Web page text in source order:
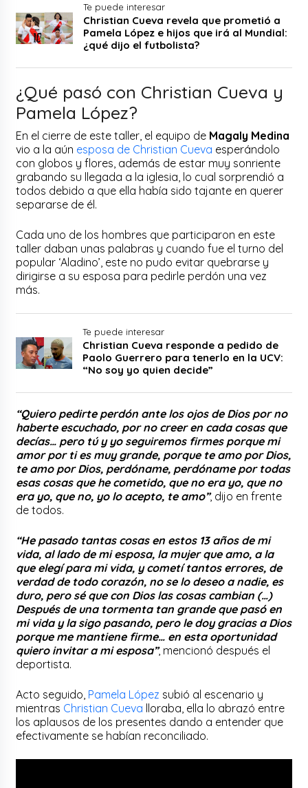
Te puede interesar
Christian Cueva revela que prometió a
Pamela López e hijos que irá al Mundial:
¿qué dijo el futbolista?
¿Qué pasó con Christian Cueva y
Pamela López?
En el cierre de este taller, el equipo de Magaly Medina
vio a la aún esposa de Christian Cueva esperándolo
con globos y flores, además de estar muy sonriente
grabando su llegada a la iglesia, lo cual sorprendió a
todos debido a que ella había sido tajante en querer
separarse de él.
Cada uno de los hombres que participaron en este
taller daban unas palabras y cuando fue el turno del
popular ‘Aladino’, este no pudo evitar quebrarse y
dirigirse a su esposa para pedirle perdón una vez
más.
Te puede interesar
Christian Cueva responde a pedido de
Paolo Guerrero para tenerlo en la UCV:
“No soy yo quien decide”
“Quiero pedirte perdón ante los ojos de Dios por no
haberte escuchado, por no creer en cada cosas que
decías… pero tú y yo seguiremos firmes porque mi
amor por ti es muy grande, porque te amo por Dios,
te amo por Dios, perdóname, perdóname por todas
esas cosas que he cometido, que no era yo, que no
era yo, que no, yo lo acepto, te amo”, dijo en frente
de todos.
“He pasado tantas cosas en estos 13 años de mi
vida, al lado de mi esposa, la mujer que amo, a la
que elegí para mi vida, y cometí tantos errores, de
verdad de todo corazón, no se lo deseo a nadie, es
duro, pero sé que con Dios las cosas cambian (…)
Después de una tormenta tan grande que pasó en
mi vida y la sigo pasando, pero le doy gracias a Dios
porque me mantiene firme… en esta oportunidad
quiero invitar a mi esposa”, mencionó después el
deportista.
Acto seguido, Pamela López subió al escenario y
mientras Christian Cueva lloraba, ella lo abrazó entre
los aplausos de los presentes dando a entender que
efectivamente se habían reconciliado.